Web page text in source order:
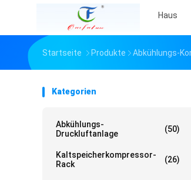
Haus
Startseite Produkte Abkühlungs-
Kategorien
Abkühlungs-
Druckluftanlage
(50)
Kaltspeicherkompressor-
Rack
(26)